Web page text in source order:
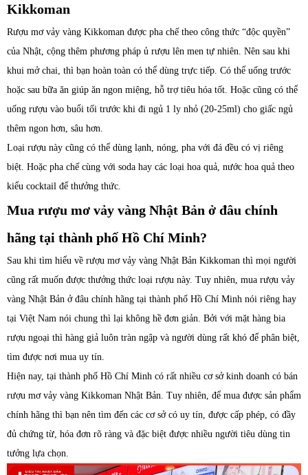
Kikkoman
Rượu mơ vảy vàng Kikkoman được pha chế theo công thức “độc quyền”
của Nhật, cộng thêm phương pháp ủ rượu lên men tự nhiên. Nên sau khi
khui mở chai, thì bạn hoàn toàn có thể dùng trực tiếp. Có thể uống trước
hoặc sau bữa ăn giúp ăn ngon miệng, hỗ trợ tiêu hóa tốt. Hoặc cũng có thể
uống rượu vào buổi tối trước khi đi ngủ 1 ly nhỏ (20-25ml) cho giấc ngủ
thêm ngon hơn, sâu hơn.
Loại rượu này cũng có thể dùng lạnh, nóng, pha với đá đều có vị riêng
biệt. Hoặc pha chế cùng với soda hay các loại hoa quả, nước hoa quả theo
kiểu cocktail để thưởng thức.
Mua rượu mơ vảy vàng Nhật Bản ở đâu chính
hãng tại thành phố Hồ Chí Minh?
Sau khi tìm hiểu về rượu mơ vảy vàng Nhật Bản Kikkoman thì mọi người
cũng rất muốn được thưởng thức loại rượu này. Tuy nhiên, mua rượu vảy
vàng Nhật Bản ở đâu chính hãng tại thành phố Hồ Chí Minh nói riêng hay
tại Việt Nam nói chung thì lại không hề đơn giản. Bởi với mặt hàng bia
rượu ngoại thì hàng giả luôn tràn ngập và người dùng rất khó để phân biệt,
tìm được nơi mua uy tín.
Hiện nay, tại thành phố Hồ Chí Minh có rất nhiều cơ sở kinh doanh có bán
rượu mơ vảy vàng Kikkoman Nhật Bản. Tuy nhiên, để mua được sản phẩm
chính hãng thì bạn nên tìm đến các cơ sở có uy tín, được cấp phép, có đầy
đủ chứng từ, hóa đơn rõ ràng và đặc biệt được nhiều người tiêu dùng tin
tưởng lựa chọn.